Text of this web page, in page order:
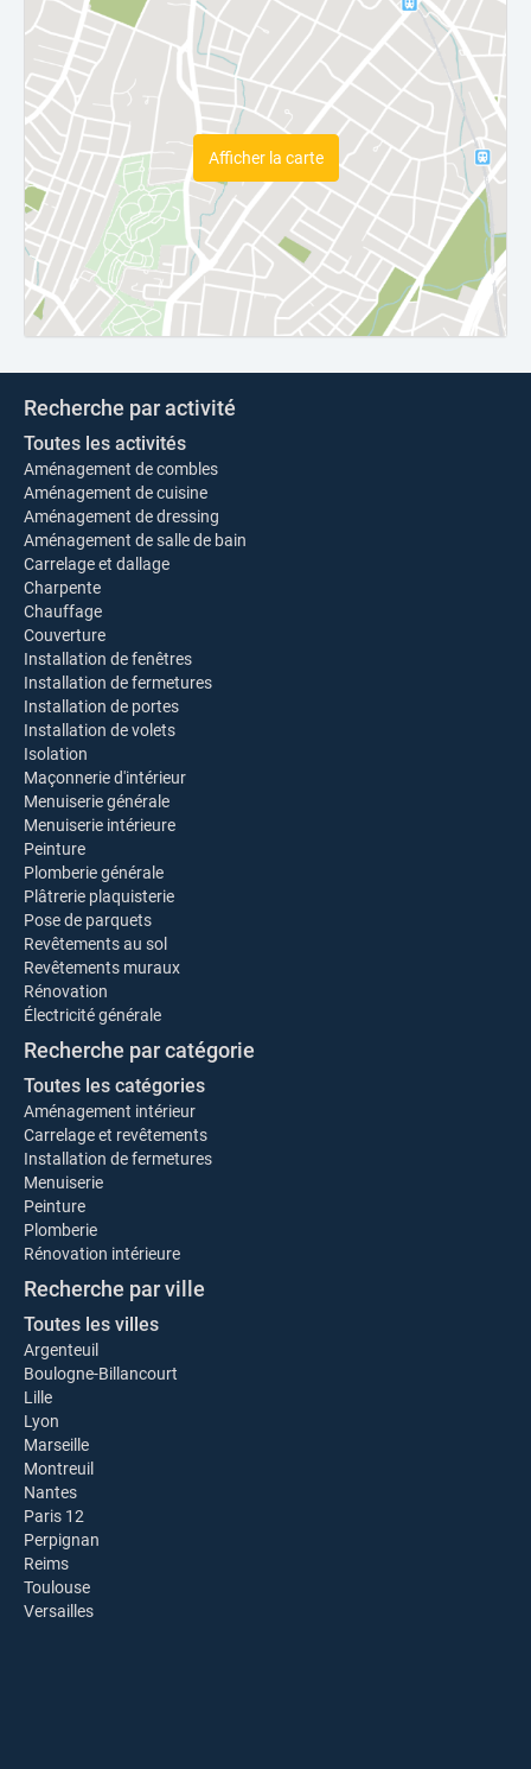
Afficher la carte
Recherche par activité
Toutes les activités
Aménagement de combles
Aménagement de cuisine
Aménagement de dressing
Aménagement de salle de bain
Carrelage et dallage
Charpente
Chauffage
Couverture
Installation de fenêtres
Installation de fermetures
Installation de portes
Installation de volets
Isolation
Maçonnerie d'intérieur
Menuiserie générale
Menuiserie intérieure
Peinture
Plomberie générale
Plâtrerie plaquisterie
Pose de parquets
Revêtements au sol
Revêtements muraux
Rénovation
Électricité générale
Recherche par catégorie
Toutes les catégories
Aménagement intérieur
Carrelage et revêtements
Installation de fermetures
Menuiserie
Peinture
Plomberie
Rénovation intérieure
Recherche par ville
Toutes les villes
Argenteuil
Boulogne-Billancourt
Lille
Lyon
Marseille
Montreuil
Nantes
Paris 12
Perpignan
Reims
Toulouse
Versailles